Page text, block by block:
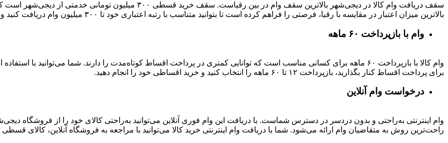
سقف دریافت وام کالا در دیجی‌شهر بالاترین سقف وام در بین رقباست.
بالاترین میزان اعتبار در مقایسه با رقبا، فرصتی را فراهم کرده است تا بتوانید متناسب با رتبه اعتباری خود تا ۳۰۰ میلیون وام دریافت کنید و خرید اعتباری خود را انجام دهید.
وام با بازپرداخت ۶۰ ماهه
وام کالا با بازپرداخت ۶۰ ماهه برای کسانی مناسب است که توانایی کمتری در پرداخت اقساط کوتاه‌مدت را دارند. شما می‌توانید
برای پرداخت اقساط کنار بگذارید، بازپرداخت ۱۲ تا ۶۰ ماهه را انتخاب کنید و خرید اقساطی خود را انجام دهید.
درخواست وام آنلاین
وام اینترنتی به‌راحتی و بدون دردسر در دسترس شماست. با دریافت این وام فوری آنلاین می‌توانید به‌راحتی کالای خود را از فروشگاه
راحت‌ترین روش به متقاضیان وام ارائه می‌شود. شما با دریافت وام اینترنتی خرید کالا می‌توانید با مراجعه به فروشگاه آنلاین، کالای قسطی